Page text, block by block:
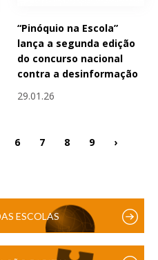
“Pinóquio na Escola”
lança a segunda edição
do concurso nacional
contra a desinformação
29.01.26
6 7 8 9 ›
ESCOLAS